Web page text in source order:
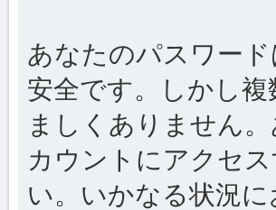
あなたのパスワー
安全です。しかし
ましくありません
カウントにアクセ
い。いかなる状況に